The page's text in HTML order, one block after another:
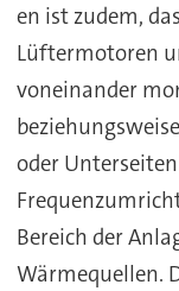
en ist zudem,
Lüftermotoren
voneinander
oder
Bereich der
Wärmequellen.